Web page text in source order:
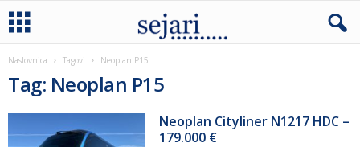
Naslovnica Tagovi Neoplan P15
Tag: Neoplan P15
Neoplan Cityliner N1217 HDC –
179.000 €